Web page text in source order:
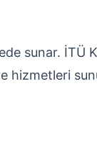
sunar. İTÜ
hizmetleri